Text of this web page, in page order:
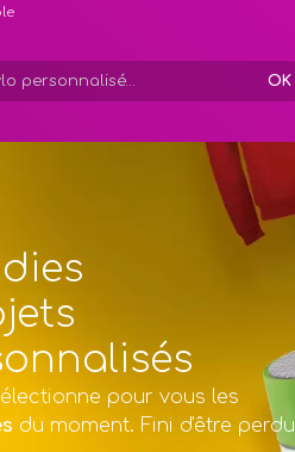
pour vous les
du moment. Fini d'être perdu